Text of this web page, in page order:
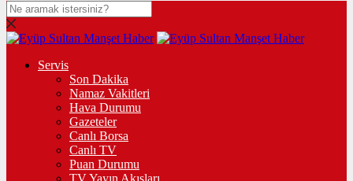
Servis
Son Dakika
Namaz Vakitleri
Hava Durumu
Gazeteler
Canlı Borsa
Canlı TV
Puan Durumu
TV Yayın Akışları